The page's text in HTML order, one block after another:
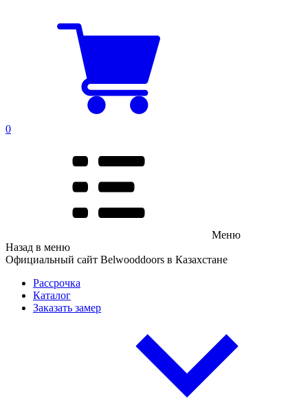
0
Меню
Назад в меню
Официальный сайт Belwooddoors в Казахстане
Рассрочка
Каталог
Заказать замер